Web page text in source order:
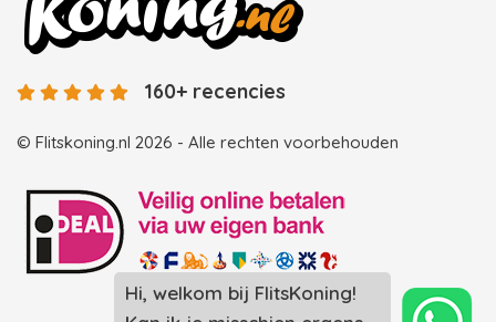
Hi, welkom bij FlitsKoning!
© Flitskoning.nl 2026 - Alle rechten voorbehouden
160+ recencies
Landingspagina overzicht photobooths